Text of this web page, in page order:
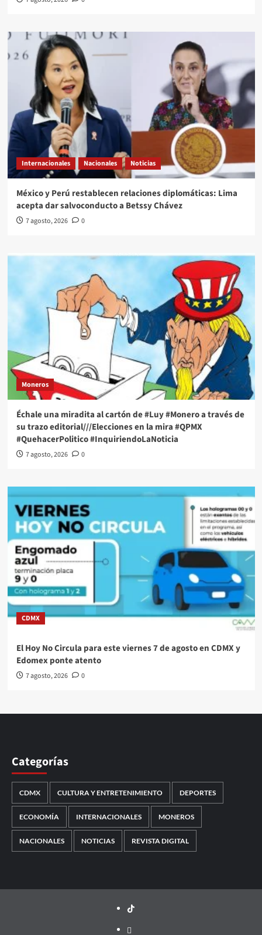
Internacionales Nacionales Noticias
México y Perú restablecen relaciones diplomáticas: Lima
acepta dar salvoconducto a Betssy Chávez
7 agosto, 2026 0
Moneros
Échale una miradita al cartón de #Luy #Monero a través de
su trazo editorial///Elecciones en la mira #QPMX
#QuehacerPolitico #InquiriendoLaNoticia
7 agosto, 2026 0
CDMX
El Hoy No Circula para este viernes 7 de agosto en CDMX y
Edomex ponte atento
7 agosto, 2026 0
Categorías
CDMX CULTURA Y ENTRETENIMIENTO DEPORTES
ECONOMÍA INTERNACIONALES MONEROS
NACIONALES NOTICIAS REVISTA DIGITAL
TikTok
threads